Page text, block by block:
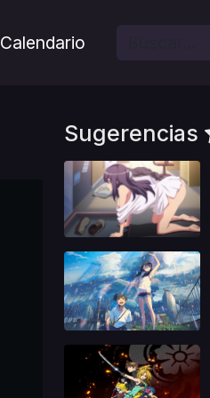
Calendario
Sugerencias